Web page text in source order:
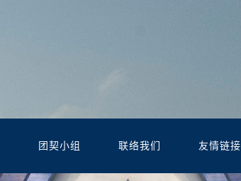
团契小组 联络我们 友情链接